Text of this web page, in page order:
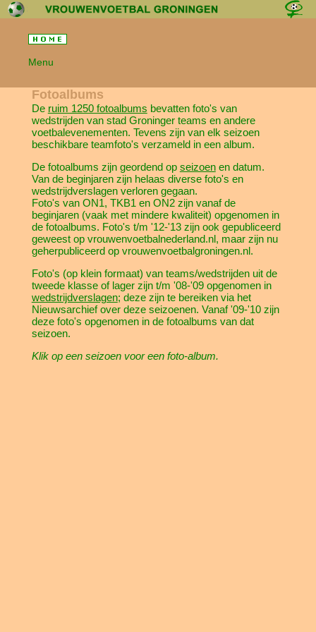
Menu
Fotoalbums
De ruim 1250 fotoalbums bevatten foto's van
wedstrijden van stad Groninger teams en andere
voetbalevenementen. Tevens zijn van elk seizoen
beschikbare teamfoto's verzameld in een album.
De fotoalbums zijn geordend op seizoenen datum.
Van de beginjaren zijn helaas diverse foto's en
wedstrijdverslagen verloren gegaan.
Foto's van ON1, TKB1 en ON2 zijn vanaf de
beginjaren (vaak met mindere kwaliteit) opgenomen in
de fotoalbums. Foto's t/m '12-'13 zijn ook gepubliceerd
geweest op vrouwenvoetbalnederland.nl, maar zijn nu
geherpubliceerd op vrouwenvoetbalgroningen.nl.
Foto's (op klein formaat) van teams/wedstrijden uit de
tweede klasse of lager zijn t/m '08-'09 opgenomen in
wedstrijdverslagen; deze zijn te bereiken via het
Nieuwsarchief over deze seizoenen. Vanaf '09-'10 zijn
deze foto's opgenomen in de fotoalbums van dat
seizoen.
Klik op een seizoen voor een foto-album.